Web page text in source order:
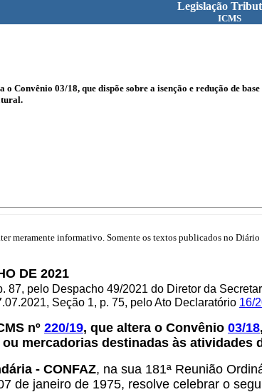
Legislação
ICMS
Convênio 03/18, que dispõe sobre a isenção e redução de
meramente informativo. Somente os textos publicados no
DE 2021
87, pelo Despacho 49/2021 do Diretor da
Seção 1, p. 75, pelo Ato Declaratório 16/
nº 220/19, que altera o Convênio 03/18
mercadorias destinadas às
- CONFAZ, na sua 181ª Reunião
de janeiro de 1975, resolve celebrar o